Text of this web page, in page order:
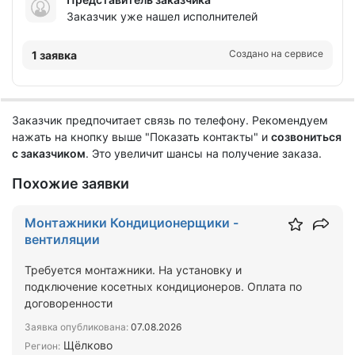
Заказчик уже нашел исполнителей
1 заявка Создано на сервисе
Заказчик предпочитает связь по телефону. Рекомендуем
нажать на кнопку выше "Показать контакты" и созвониться
с заказчиком. Это увеличит шансы на получение заказа.
Похожие заявки
Монтажники Кондиционерщики -
вентиляции
Требуется монтажники. На установку и
подключение косетных кондиционеров. Оплата по
договоренности
Заявка опубликована: 07.08.2026
Регион: Щёлково